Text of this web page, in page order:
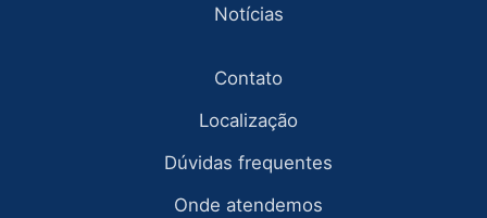
Notícias
Contato
Localização
Dúvidas frequentes
Onde atendemos